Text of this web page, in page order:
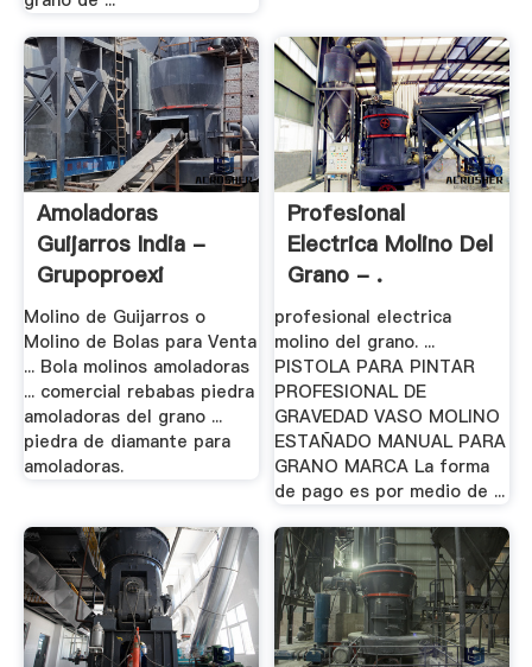
Amoladoras
Guijarros India -
Grupoproexi
Molino de Guijarros o
Molino de Bolas para Venta
... Bola molinos amoladoras
... comercial rebabas piedra
amoladoras del grano ...
piedra de diamante para
amoladoras.
Profesional
Electrica Molino Del
Grano - .
profesional electrica
molino del grano. ...
PISTOLA PARA PINTAR
PROFESIONAL DE
GRAVEDAD VASO MOLINO
ESTAÑADO MANUAL PARA
GRANO MARCA La forma
de pago es por medio de ...